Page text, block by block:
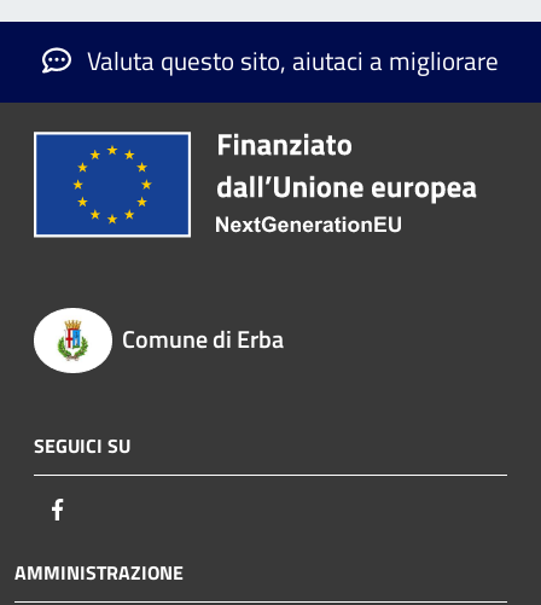
Valuta questo sito, aiutaci a migliorare
Comune di Erba
SEGUICI SU
AMMINISTRAZIONE